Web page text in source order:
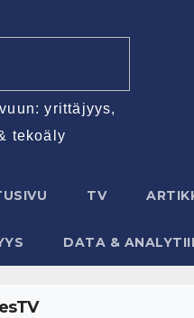
yrittäjyys,
tekoäly
TV
DATA &